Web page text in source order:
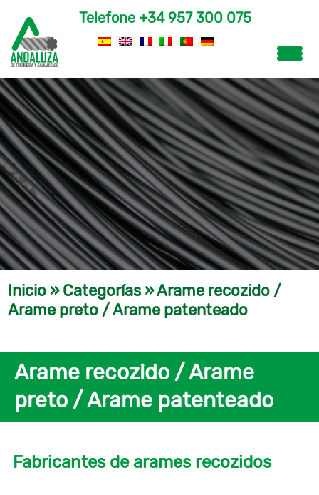
Telefone +34 957 300 075
Inicio »Categorías»Arame recozido /
Arame preto / Arame patenteado
Arame recozido / Arame
preto / Arame patenteado
Fabricantes de arames recozidos